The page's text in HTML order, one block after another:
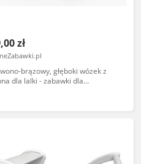
zł
brązowy, głęboki wózek z
dla lalki - zabawki dla